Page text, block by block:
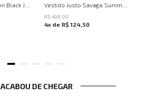
PP P M G
R$ 498 00
4x de R$ 124 50
ACABOU DE CHEGAR